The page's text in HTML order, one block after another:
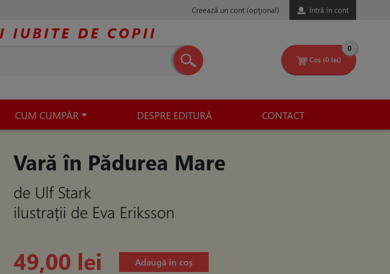
Creează un cont (opţional) Intră în cont
IUBITE DE COPII
Coș (0 lei)
0
CUM CUMPĂR DESPRE EDITURĂ CONTACT
Vară în Pădurea Mare
de Ulf Stark
ilustrații de Eva Eriksson
49,00 lei Adaugă în coș